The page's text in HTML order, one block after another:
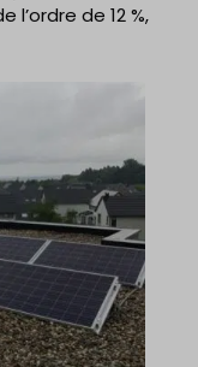
l’ordre de 12 %,